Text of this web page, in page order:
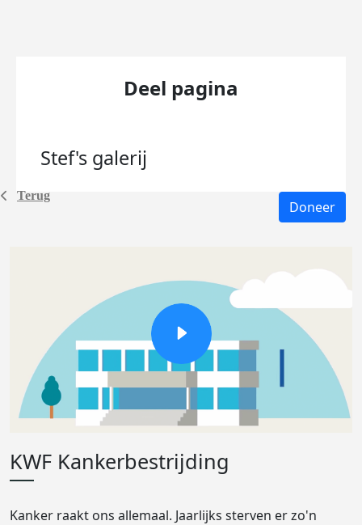
Terug
Deel pagina
Stef's galerij
Doneer
KWF Kankerbestrijding
Kanker raakt ons allemaal. Jaarlijks sterven er zo'n